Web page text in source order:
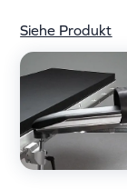
Siehe Produkt